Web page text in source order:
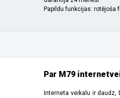
Papildu funkcijas: rotējoša
Par M79
Interneta veikalu ir